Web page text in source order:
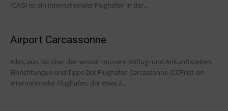
(CAG) ist ein internationaler Flughafen in der...
Airport Carcassonne
Alles, was Sie über den wissen müssen: Abflug- und Ankunftszeiten,
Einrichtungen und Tipps Der Flughafen Carcassonne (CCF) ist ein
internationaler Flughafen, der etwa 3...